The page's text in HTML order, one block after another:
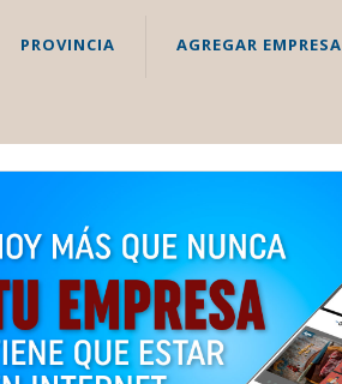
PROVINCIA AGREGAR EMPRESA